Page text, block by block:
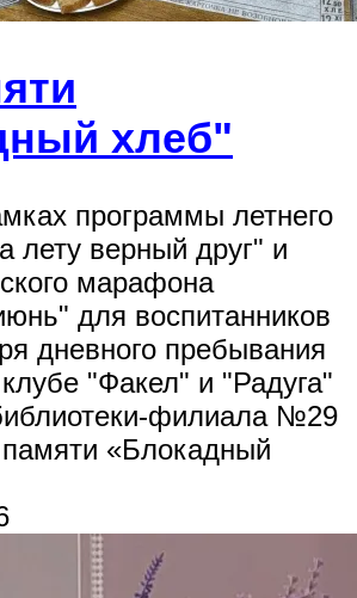
хлеб"
программы летнего
лету верный друг" и
марафона
для воспитанников
дневного пребывания
"Факел" и "Радуга"
филиала №29
«Блокадный